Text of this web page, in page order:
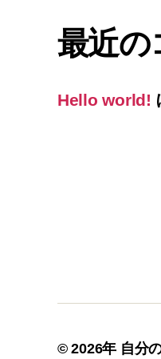
最近の
Hello world!
© 2026年 自分